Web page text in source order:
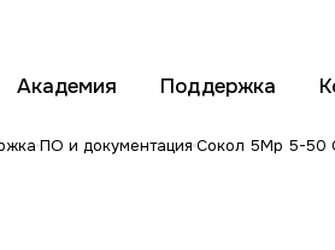
Академия Поддержка
ПО и документация Сокол 5Mp 5-50